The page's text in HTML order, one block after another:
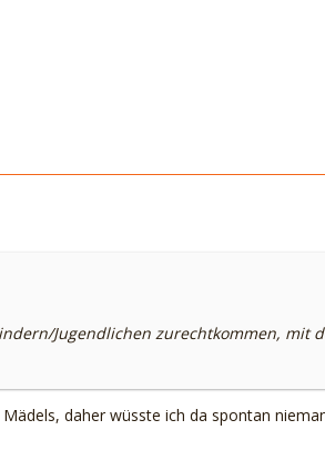
Jugendlichen zurechtkommen, mit
daher wüsste ich da spontan